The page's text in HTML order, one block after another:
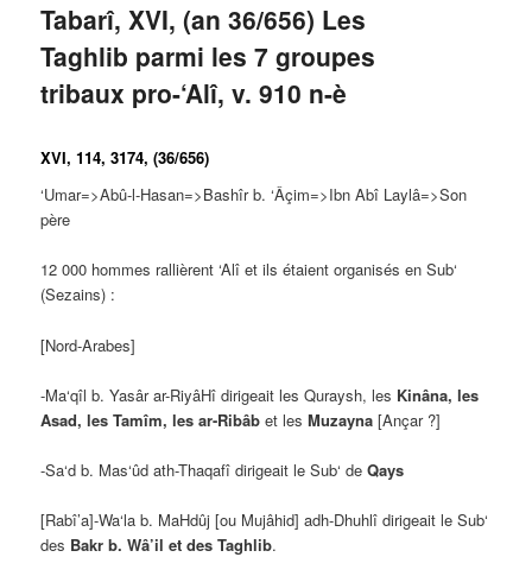
Tabarî, XVI, (an 36/656) Les
Taghlib parmi les 7 groupes
tribaux pro-‘Alî, v. 910 n-è
XVI, 114, 3174, (36/656)
‘Umar=>Abû-l-Hasan=>Bashîr b. ‘Âçim=>Ibn Abî Laylâ=>Son
père
12 000 hommes rallièrent ‘Alî et ils étaient organisés en Sub‘
(Sezains) :
[Nord-Arabes]
-Ma‘qîl b. Yasâr ar-RiyâHî dirigeait les Quraysh, les Kinâna, les
Asad, les Tamîm, les ar-Ribâb et lesMuzayna [Ançar ?]
-Sa‘d b. Mas‘ûd ath-Thaqafî dirigeait le Sub‘ deQays
[Rabî’a]-Wa‘la b. MaHdûj [ou Mujâhid] adh-Dhuhlî dirigeait le Sub‘
des Bakr b. Wâ’il et des Taghlib.